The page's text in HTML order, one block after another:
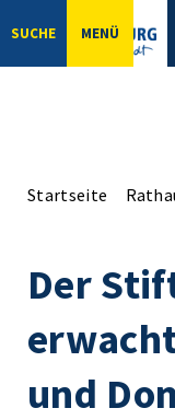
SUCHE MENÜ
Startseite
Der
und